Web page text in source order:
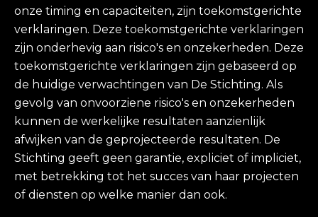
onze timing en capaciteiten, zijn toekomstgerichte
verklaringen. Deze toekomstgerichte verklaringen
zijn onderhevig aan risico's en onzekerheden. Deze
toekomstgerichte verklaringen zijn gebaseerd op
de huidige verwachtingen van De Stichting. Als
gevolg van onvoorziene risico's en onzekerheden
kunnen de werkelijke resultaten aanzienlijk
afwijken van de geprojecteerde resultaten. De
Stichting geeft geen garantie, expliciet of impliciet,
met betrekking tot het succes van haar projecten
of diensten op welke manier dan ook.